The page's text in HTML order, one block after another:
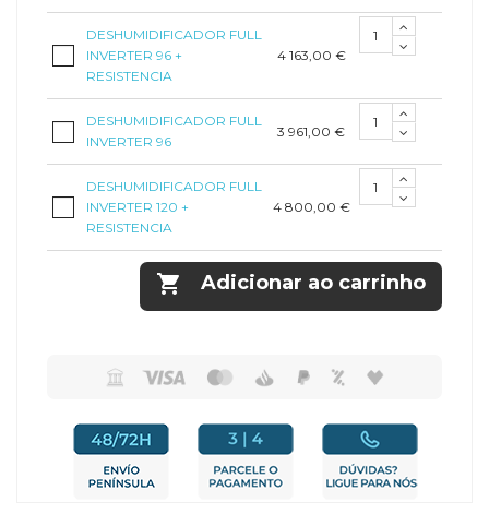
DESHUMIDIFICADOR FULL
INVERTER 96 +
RESISTENCIA
4 163,00 €
DESHUMIDIFICADOR FULL
INVERTER 96
3 961,00 €
DESHUMIDIFICADOR FULL
INVERTER 120 +
RESISTENCIA
4 800,00 €
 Adicionar ao carrinho